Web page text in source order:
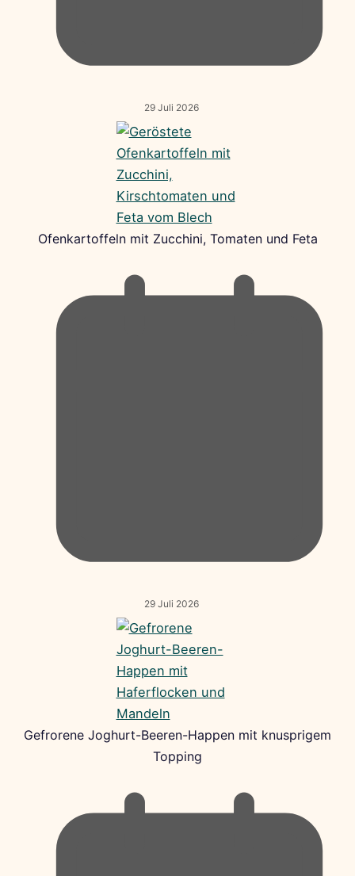
29 Juli 2026
Ofenkartoffeln mit Zucchini, Tomaten und Feta
29 Juli 2026
Gefrorene Joghurt-Beeren-Happen mit knusprigem
Topping